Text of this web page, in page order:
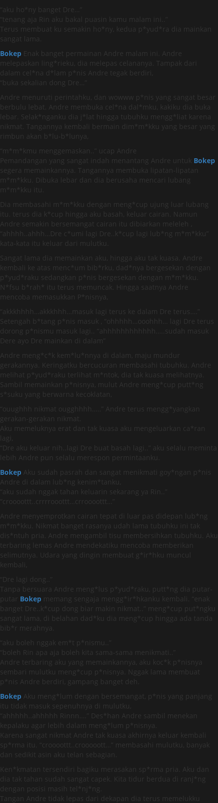
“aku ho*ny banget Dre…”
“tenang aja Rin aku bakal puasin kamu malam ini..”
Terus membuat ku semakin ho*ny, kedua p*yud*ra dia mainkan
sangat lama.
Bokep Enak banget permainan Andre malam ini. Andre
melepaskan ling*rieku, dia melepas celananya. Tampak dari
dalam cel*na d*lam p*nis Andre tegak berdiri,
“buka sekalian dong Dre…”
Andre menuruti perintahku, dan wowww p*nis yang sangat besar
berbulu lebat. Andre membuka cel*na dal*mku, kakiku dia buka
lebar. Selak*nganku dia j*lat hingga tubuhku mengg*liat karena
nikmat. Tangannya kembali bermain dim*m*kku yang besar yang
rimbun akan b*lu-b*lunya,
“m*m*kmu menggemaskan..” ucap Andre
Pemandangan yang sangat indah menantang Andre untuk Bokep
segera memainkannya. Tangannya membuka lipatan-lipatan
m*m*kku. Dibuka lebar dan dia berusaha mencari lubang
m*m*kku itu.
Dia membasahi m*m*kku dengan meng*cup ujung luar lubang
itu. terus dia k*cup hingga aku basah, keluar cairan. Namun
Andre semakin bersemangat cairan itu dibiarkan meleleh ,
“ahhhh..ahhh…Dre c*umi lagi Dre..k*cup lagi lub*ng m*m*kku”
kata-kata itu keluar dari mulutku.
Sangat lama dia memainkan aku, hingga aku tak kuasa. Andre
kembali ke atas menc*um bib*rku, dad*nya bergesekan dengan
p*yud*raku sedangkan p*nis bergesekan dengan m*m*kku.
N*fsu b*rah* itu terus memuncak. Hingga saatnya Andre
mencoba memasukkan P*nisnya,
“akkkhhhh…akkkhhh…masuk lagi terus ke dalam Dre terus….”
Setengah b*tang p*nis masuk , “ohhhhh…ooohhh… lagi Dre terus
dorong p*nismu masuk lagi.. “ahhhhhhhhhhhh…..sudah masuk
Dere ayo Dre mainkan di dalam”
Andre meng*c*k kem*lu*nnya di dalam, maju mundur
gerakannya. Keringatku bercucuran membasahi tubuhku. Andre
melihat p*yud*raku terlihat m*ntok, dia tak kuasa melihatnya.
Sambil memainkan p*nisnya, mulut Andre meng*cup putt*ng
s*suku yang berwarna kecoklatan,
“ouughhh nikmat ougghhhh…..” Andre terus mengg*yangkan
gerakan-gerakan nikmat.
Aku memeluknya erat dan tak kuasa aku mengeluarkan ca*ran
lagi,
“Dre aku keluar nih..lagi Dre buat basah lagi..” aku selalu meminta
lebih Andre pun selalu merespon permintaanku.
Bokep Aku sudah pasrah dan sangat menikmati goy*ngan p*nis
Andre di dalam lub*ng kenim*tanku,
“aku sudah nggak tahan keluarin sekarang ya Rin..”
“croooottt..crrrrooottt…crroooottt…”
Andre menyemprotkan cairan tepat di luar pas didepan lub*ng
m*m*kku. Nikmat banget rasanya udah lama tubuhku ini tak
dis*ntuh pria. Andre mengambil tisu membersihkan tubuhku. Aku
terbaring lemas Andre mendekatiku mencoba memberikan
selimutnya. Udara yang dingin membuat g*ir*hku muncul
kembali,
“Dre lagi dong..”
Tanpa bersuara Andre meng*lus p*yud*raku, putt*ng dia putar-
putar Bokep memang sengaja mengg*ir*hkanku kembali. “enak
banget Dre..k*cup dong biar makin nikmat..” meng*cup put*ngku
sangat lama, di belahan dad*ku dia meng*cup hingga ada tanda
bib*r merahnya.
“aku boleh nggak em*t p*nismu..”
“boleh Rin apa aja boleh kita sama-sama menikmati..”
Andre terbaring aku yang memainkannya, aku koc*k p*nisnya
sembari mulutku meng*cup p*nisnya. Nggak lama membuat
p*nis Andre berdiri, gampang banget deh.
Bokep Aku meng*lum dengan bersemangat, p*nis yang panjang
itu tidak masuk sepenuhnya di mulutku,
“ahhhhh..ahhhhh Rinnn….” Des*han Andre sambil menekan
kepalaku agar lebih dalam meng*lum p*nisnya.
Karena sangat nikmat Andre tak kuasa akhirnya keluar kembali
sp*rma itu. “croooottt..crooooott…” membasahi mulutku, banyak
dan sedikit asin aku telan sebagian.
Ken*kmatan tersendiri bagiku merasakan sp*rma pria. Aku dan
dia tak tahan sudah sangat capek. Kita tidur berdua di ranj*ng
dengan posisi masih tel*nj*ng.
Tangan Andre tidak lepas dari dekapan dia terus memelukku